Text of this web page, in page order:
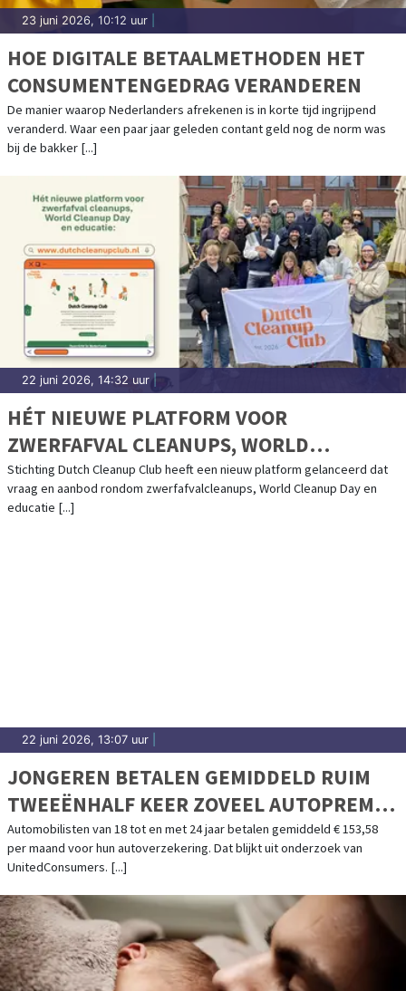
23 juni 2026, 10:12 uur
HOE DIGITALE BETAALMETHODEN HET
CONSUMENTENGEDRAG VERANDEREN
De manier waarop Nederlanders afrekenen is in korte tijd ingrijpend
veranderd. Waar een paar jaar geleden contant geld nog de norm was
bij de bakker [...]
22 juni 2026, 14:32 uur|
HÉT NIEUWE PLATFORM VOOR
ZWERFAFVAL CLEANUPS, WORLD
CLEANUP DAY EN EDUCATIE: DUTCH
CLEANUP CLUB
Stichting Dutch Cleanup Club heeft een nieuw platform gelanceerd dat
vraag en aanbod rondom zwerfafvalcleanups, World Cleanup Day en
educatie [...]
22 juni 2026, 13:07 uur
JONGEREN BETALEN GEMIDDELD RUIM
TWEEËNHALF KEER ZOVEEL AUTOPREMIE
ALS OUDEREN
Automobilisten van 18 tot en met 24 jaar betalen gemiddeld € 153,58
per maand voor hun autoverzekering. Dat blijkt uit onderzoek van
UnitedConsumers. [...]